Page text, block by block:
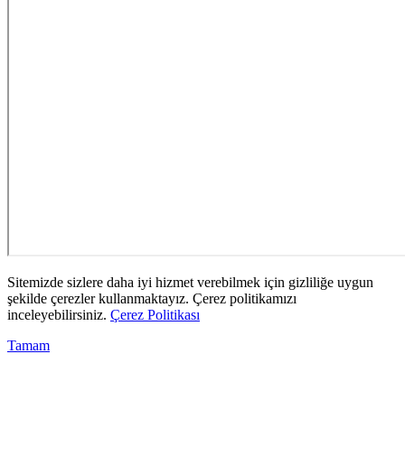
Sitemizde sizlere daha iyi hizmet verebilmek için gizliliğe uygun
şekilde çerezler kullanmaktayız. Çerez politikamızı
inceleyebilirsiniz. Çerez Politikası
Tamam